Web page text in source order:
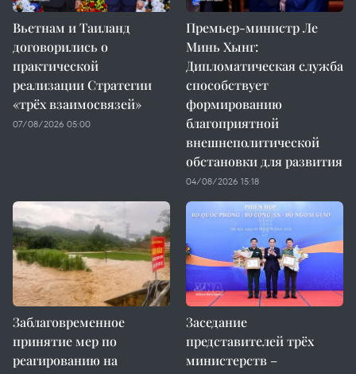
Вьетнам и Таиланд
договорились о
практической
реализации Стратегии
«трёх взаимосвязей»
07/08/2026 05:00
Премьер-министр Ле
Минь Хынг:
Дипломатическая служба
способствует
формированию
благоприятной
внешнеполитической
обстановки для развития
04/08/2026 15:18
Заблаговременное
принятие мер по
реагированию на
Заседание
представителей трёх
министерств –